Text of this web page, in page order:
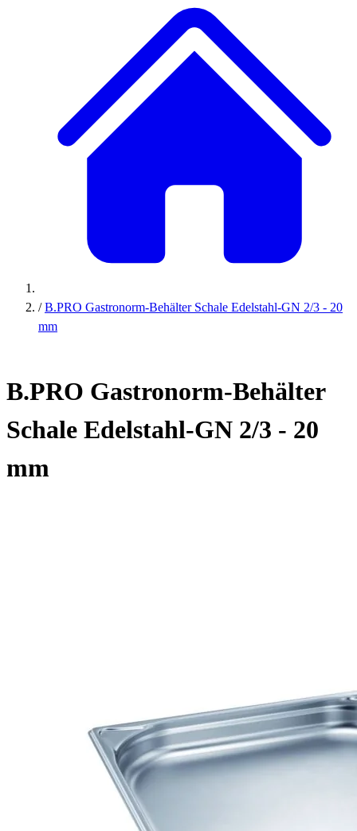
/ B.PRO Gastronorm-Behälter Schale Edelstahl-GN 2/3 - 20
mm
B.PRO Gastronorm-Behälter
Schale Edelstahl-GN 2/3 - 20
mm